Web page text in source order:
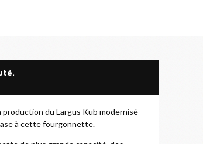
du Largus Kub modernisé -
à cette fourgonnette.